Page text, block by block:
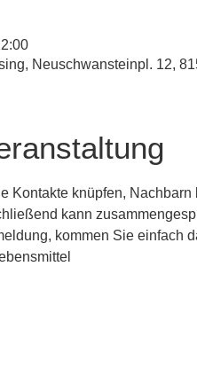
Neuschwansteinpl. 12,
Kontakte knüpfen,
kann
kommen Sie einfach